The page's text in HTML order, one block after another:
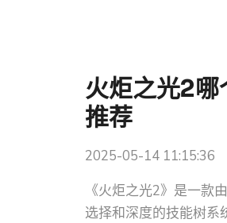
火炬之光2哪
推荐
2025-05-14 11:15:36
《火炬之光2》是一款
选择和深度的技能树系